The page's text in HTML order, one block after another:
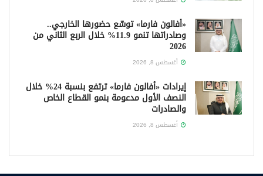
«أفالون فارما» توسّع حضورها الخارجي..
وصادراتها تنمو 11.9% خلال الربع الثاني من
2026
أغسطس 8, 2026
إيرادات «أفالون فارما» ترتفع بنسبة 24% خلال
النصف الأول مدعومة بنمو القطاع الخاص
والصادرات
أغسطس 8, 2026